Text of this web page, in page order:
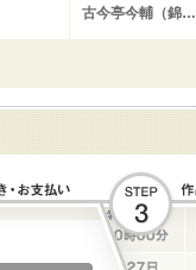
古今亭今輔（錦…